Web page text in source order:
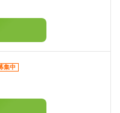
集中